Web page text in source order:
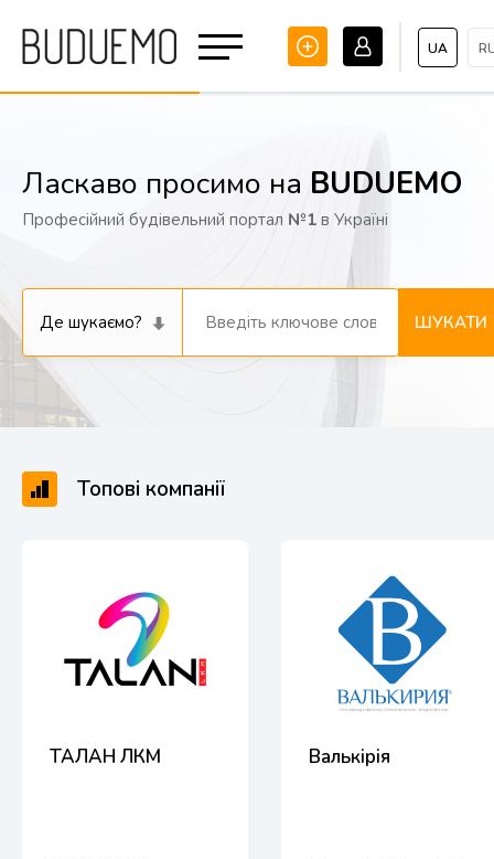
UA
Ласкаво просимо на BUDUEMO
Професійний будівельний портал №1 в Україні
Де шукаємо? ШУКАТИ
Топові компанії
ТАЛАН ЛКМ Валькірія